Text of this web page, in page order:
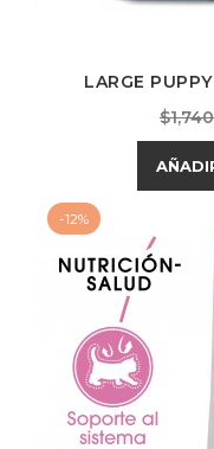
LARGE
base
-12%